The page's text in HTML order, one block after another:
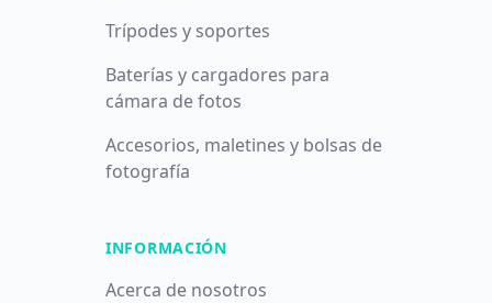
Trípodes y soportes
Baterías y cargadores para
cámara de fotos
Accesorios, maletines y bolsas de
fotografía
INFORMACIÓN
Acerca de nosotros